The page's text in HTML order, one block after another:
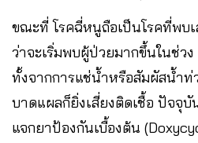
ขณะที่ โรคฉี่หนูถือเป็นโรคที่พบ
ว่าจะเริ่มพบผู้ป่วยมากขึ้นในช่ว
ทั้งจากการแช่น้ำหรือสัมผัสน้ำท่
บาดแผลก็ยิ่งเสี่ยงติดเชื้อ ปัจจุ
แจกยาป้องกันเบื้องต้น